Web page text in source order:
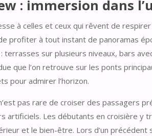
: immersion dans
à celles et ceux qui rêvent de
profiter à tout instant de panoramas
terrasses sur plusieurs niveaux, bars
que l’on retrouve sur les ponts
pour admirer l’horizon.
pas rare de croiser des passagers
artificiels. Les débutants en croisière
et le bien-être. Lors d’un